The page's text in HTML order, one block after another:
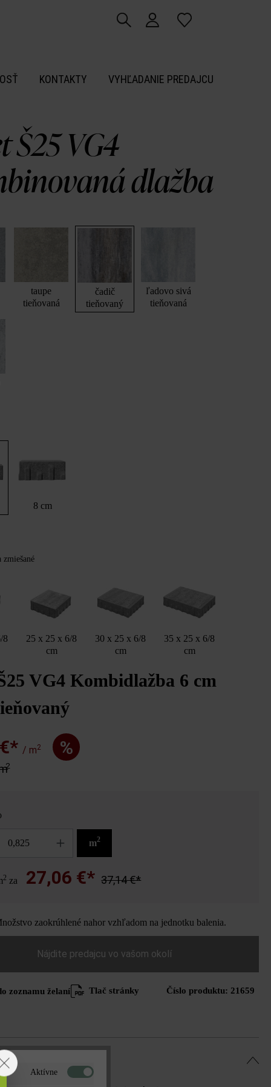
KONTAKTY VYHĽADANIE PREDAJCU
Š25 VG4
dlažba
taupe
tieňovaná
čadič
tieňovaný
ľadovo sivá
tieňovaná
8 cm
8
25 x 25 x 6/8
cm
30 x 25 x 6/8
cm
35 x 25 x 6/8
cm
VG4 Kombidlažba 6 cm
/ m2 %
2
m2
2 za 27,06 €* 37,14 €*
zaokrúhlené nahor vzhľadom na jednotku balenia.
Nájdite predajcu vo vašom okolí
zoznamu želaní Tlač stránky Číslo produktu: 21659
Aktívne